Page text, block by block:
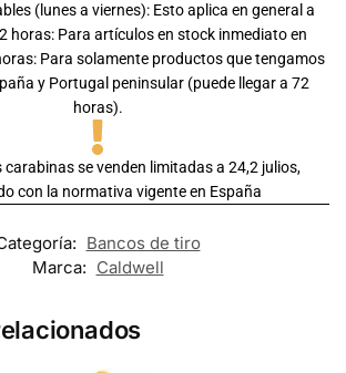
(lunes a viernes): Esto aplica en general a
horas: Para artículos en stock inmediato en
Para solamente productos que tengamos
y Portugal peninsular (puede llegar a 72
horas).
se venden limitadas a 24,2 julios,
con la normativa vigente en España
Bancos de tiro
Marca: Caldwell